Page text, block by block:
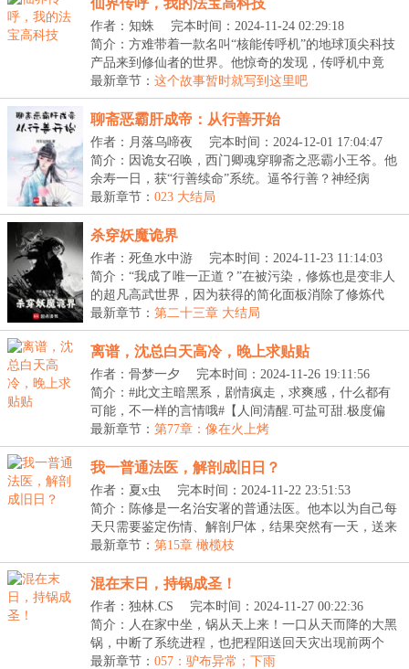
仙界传呼，我的法宝高科技
作者：知蛛
完本时间：2024-11-24 02:29:18
简介：方难带着一款名叫“核能传呼机”的地球顶尖科技
产品来到修仙者的世界。他惊奇的发现，传呼机中竟
然...
最新章节： 这个故事暂时就写到这里吧
聊斋恶霸肝成帝：从行善开始
作者：月落乌啼夜
完本时间：2024-12-01 17:04:47
简介：因诡女召唤，西门卿魂穿聊斋之恶霸小王爷。他
余寿一日，获“行善续命”系统。逼爷行善？神经病
吗？...
最新章节： 023 大结局
杀穿妖魔诡界
作者：死鱼水中游
完本时间：2024-11-23 11:14:03
简介：“我成了唯一正道？”在被污染，修炼也是变非人
的超凡高武世界，因为获得的简化面板消除了修炼代
价...
最新章节： 第二十三章 大结局
离谱，沈总白天高冷，晚上求贴贴
作者：骨梦一夕
完本时间：2024-11-26 19:11:56
简介：#此文主暗黑系，剧情疯走，求爽感，什么都有
可能，不一样的言情哦#【人间清醒.可盐可甜.极度偏
执....
最新章节： 第77章：像在火上烤
我一普通法医，解剖成旧日？
作者：夏x虫
完本时间：2024-11-22 23:51:53
简介：陈修是一名治安署的普通法医。他本以为自己每
天只需要鉴定伤情、解剖尸体，结果突然有一天，送来
一...
最新章节： 第15章 橄榄枝
混在末日，持锅成圣！
作者：独林.CS
完本时间：2024-11-27 00:22:36
简介：人在家中坐，锅从天上来！一口从天而降的大黑
锅，中断了系统进程，也把程阳送回天灾出现前两个
月，...
最新章节： 057：驴布异常；下雨